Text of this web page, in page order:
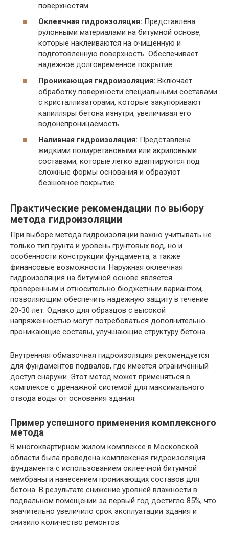
поверхностям.
Оклеечная гидроизоляция: Представлена
рулонными материалами на битумной основе,
которые наклеиваются на очищенную и
подготовленную поверхность. Обеспечивает
надежное долговременное покрытие.
Проникающая гидроизоляция: Включает
обработку поверхности специальными составами
с кристаллизаторами, которые закупоривают
капилляры бетона изнутри, увеличивая его
водонепроницаемость.
Наливная гидроизоляция: Представлена
жидкими полиуретановыми или акриловыми
составами, которые легко адаптируются под
сложные формы основания и образуют
безшовное покрытие.
Практические рекомендации по выбору
метода гидроизоляции
При выборе метода гидроизоляции важно учитывать не
только тип грунта и уровень грунтовых вод, но и
особенности конструкции фундамента, а также
финансовые возможности. Наружная оклеечная
гидроизоляция на битумной основе является
проверенным и относительно бюджетным вариантом,
позволяющим обеспечить надежную защиту в течение
20-30 лет. Однако для образцов с высокой
напряженностью могут потребоваться дополнительно
проникающие составы, улучшающие структуру бетона.
Внутренняя обмазочная гидроизоляция рекомендуется
для фундаментов подвалов, где имеется ограниченный
доступ снаружи. Этот метод может применяться в
комплексе с дренажной системой для максимального
отвода воды от основания здания.
Пример успешного применения комплексного
метода
В многоквартирном жилом комплексе в Московской
области была проведена комплексная гидроизоляция
фундамента с использованием оклеечной битумной
мембраны и нанесением проникающих составов для
бетона. В результате снижение уровней влажности в
подвальном помещении за первый год достигло 85%, что
значительно увеличило срок эксплуатации здания и
снизило количество ремонтов.